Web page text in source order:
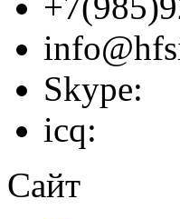
Skype:
icq:
Сайт